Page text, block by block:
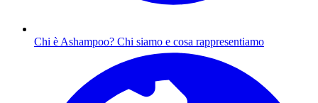
Chi è Ashampoo? Chi siamo e cosa rappresentiamo